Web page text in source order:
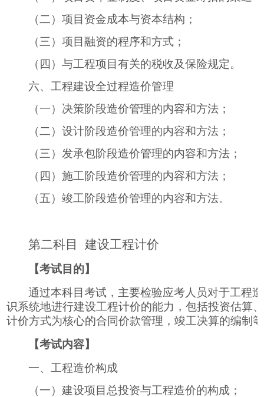
（二）项目资金成本与资本结构；
（三）项目融资的程序和方式；
（四）与工程项目有关的税收及保险规定。
六、工程建设全过程造价管理
（一）决策阶段造价管理的内容和方法；
（二）设计阶段造价管理的内容和方法；
（三）发承包阶段造价管理的内容和方法；
（四）施工阶段造价管理的内容和方法；
（五）竣工阶段造价管理的内容和方法。
第二科目 建设工程计价
【考试目的】
通过本科目考试，主要检验应考人员对于工程
识系统地进行建设工程计价的能力，包括投资估算
计价方式为核心的合同价款管理，竣工决算的编制
【考试内容】
一、工程造价构成
（一）建设项目总投资与工程造价的构成；